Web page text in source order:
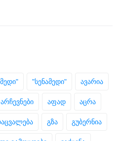
"სენამედი" ავარია
არჩევნები აფად აცრა
გზა გუბერნია